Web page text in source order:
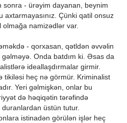
sonra - ürəyim dayanan, beynim
Çünki qatil onsuz
namizədlər var.
- qorxasan, qətldən əvvəlin
Onda batdım ki. Əsas da
ideallaşdırmalar girmir.
tikiləsi heç nə görmür. Kriminalist
Yeri gəlmişkən, onlar bu
də həqiqətin tərəfində
üstün tutur.
istinadən görülən işlər heç